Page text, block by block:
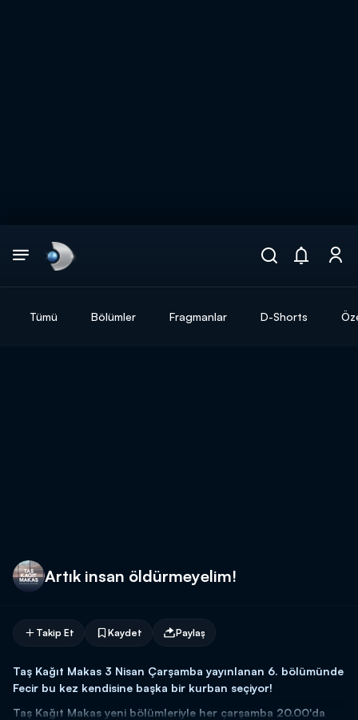
Tümü Bölümler Fragmanlar D-Shorts
Artık insan öldürmeyelim!
Takip Et Kaydet Paylaş
Taş Kağıt Makas 3 Nisan Çarşamba yayınlanan 6. bölümünde
Fecir bu kez kendisine başka bir kurban seçiyor!
Taş Kağıt Makas yeni bölümleriyle her çarşamba 20.00'da